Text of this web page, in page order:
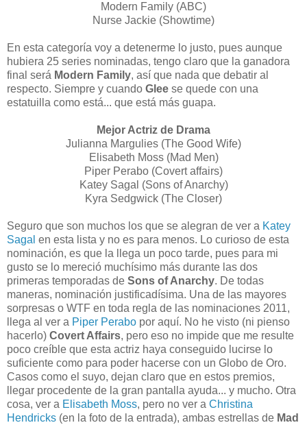
Modern Family (ABC)
Nurse Jackie (Showtime)
En esta categoría voy a detenerme lo justo, pues aunque
hubiera 25 series nominadas, tengo claro que la ganadora
final será Modern Family, así que nada que debatir al
respecto. Siempre y cuando Glee se quede con una
estatuilla como está... que está más guapa.
Mejor Actriz de Drama
Julianna Margulies (The Good Wife)
Elisabeth Moss (Mad Men)
Piper Perabo (Covert affairs)
Katey Sagal (Sons of Anarchy)
Kyra Sedgwick (The Closer)
Seguro que son muchos los que se alegran de ver a Katey
Sagal en esta lista y no es para menos. Lo curioso de esta
nominación, es que la llega un poco tarde, pues para mi
gusto se lo mereció muchísimo más durante las dos
primeras temporadas de Sons of Anarchy. De todas
maneras, nominación justificadísima. Una de las mayores
sorpresas o WTF en toda regla de las nominaciones 2011,
llega al ver a Piper Perabo por aquí. No he visto (ni pienso
hacerlo) Covert Affairs, pero eso no impide que me resulte
poco creíble que esta actriz haya conseguido lucirse lo
suficiente como para poder hacerse con un Globo de Oro.
Casos como el suyo, dejan claro que en estos premios,
llegar procedente de la gran pantalla ayuda... y mucho. Otra
cosa, ver a Elisabeth Moss, pero no ver a Christina
Hendricks (en la foto de la entrada), ambas estrellas de Mad